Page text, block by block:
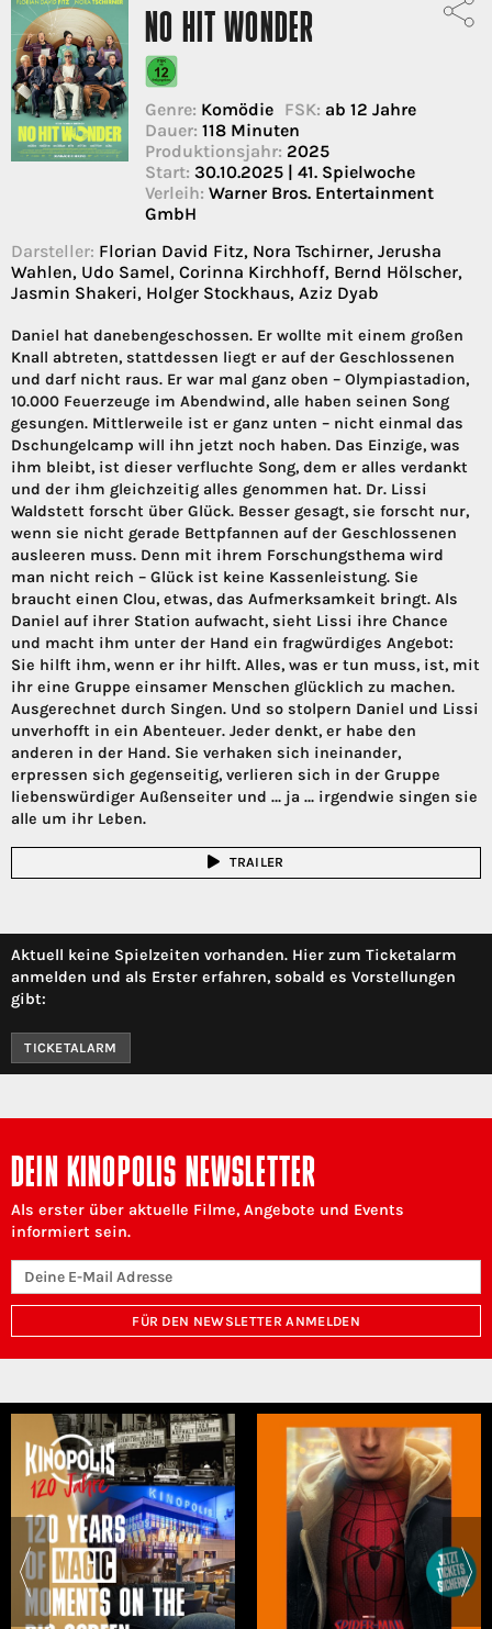
NO HIT WONDER
Genre: Komödie FSK: ab 12 Jahre
Dauer: 118 Minuten
Produktionsjahr: 2025
Start: 30.10.2025 | 41. Spielwoche
Verleih: Warner Bros. Entertainment
GmbH
Darsteller: Florian David Fitz, Nora Tschirner, Jerusha
Wahlen, Udo Samel, Corinna Kirchhoff, Bernd Hölscher,
Jasmin Shakeri, Holger Stockhaus, Aziz Dyab
Daniel hat danebengeschossen. Er wollte mit einem großen
Knall abtreten, stattdessen liegt er auf der Geschlossenen
und darf nicht raus. Er war mal ganz oben – Olympiastadion,
10.000 Feuerzeuge im Abendwind, alle haben seinen Song
gesungen. Mittlerweile ist er ganz unten – nicht einmal das
Dschungelcamp will ihn jetzt noch haben. Das Einzige, was
ihm bleibt, ist dieser verfluchte Song, dem er alles verdankt
und der ihm gleichzeitig alles genommen hat. Dr. Lissi
Waldstett forscht über Glück. Besser gesagt, sie forscht nur,
wenn sie nicht gerade Bettpfannen auf der Geschlossenen
ausleeren muss. Denn mit ihrem Forschungsthema wird
man nicht reich – Glück ist keine Kassenleistung. Sie
braucht einen Clou, etwas, das Aufmerksamkeit bringt. Als
Daniel auf ihrer Station aufwacht, sieht Lissi ihre Chance
und macht ihm unter der Hand ein fragwürdiges Angebot:
Sie hilft ihm, wenn er ihr hilft. Alles, was er tun muss, ist, mit
ihr eine Gruppe einsamer Menschen glücklich zu machen.
Ausgerechnet durch Singen. Und so stolpern Daniel und Lissi
unverhofft in ein Abenteuer. Jeder denkt, er habe den
anderen in der Hand. Sie verhaken sich ineinander,
erpressen sich gegenseitig, verlieren sich in der Gruppe
liebenswürdiger Außenseiter und … ja … irgendwie singen sie
alle um ihr Leben.
TRAILER
Aktuell keine Spielzeiten vorhanden. Hier zum Ticketalarm
anmelden und als Erster erfahren, sobald es Vorstellungen
gibt:
TICKETALARM
DEIN KINOPOLIS NEWSLETTER
Als erster über aktuelle Filme, Angebote und Events
informiert sein.
FÜR DEN NEWSLETTER ANMELDEN